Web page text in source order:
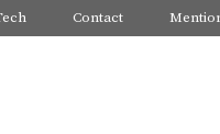
Contact